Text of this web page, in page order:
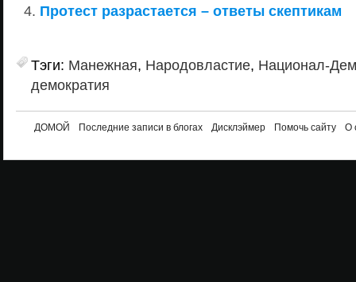
Протест разрастается – ответы скептикам
Тэги: Манежная, Народовластие, Национал-
демократия
ДОМОЙ Последние записи в блогах Дисклэймер Помочь сайту О